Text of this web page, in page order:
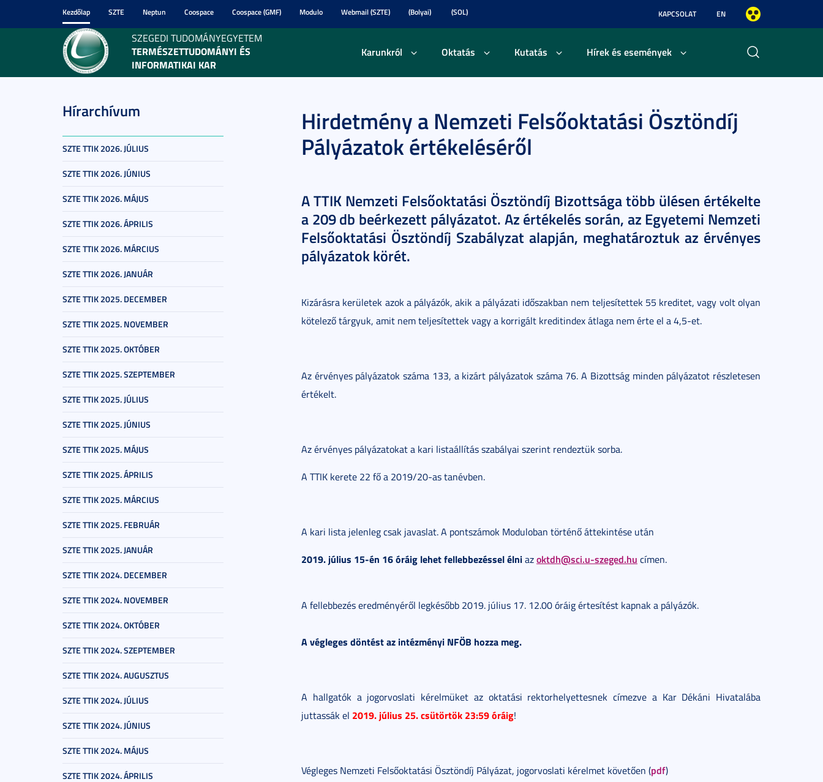
Kezdőlap SZTE Neptun Coospace Coospace (GMF) Modulo Webmail (SZTE) (Bolyai) (SOL) KAPCSOLAT EN
SZEGEDI TUDOMÁNYEGYETEM
TERMÉSZETTUDOMÁNYI ÉS
INFORMATIKAI KAR
Karunkról Oktatás Kutatás Hírek és események
Hírarchívum
SZTE TTIK 2026. JÚLIUS
SZTE TTIK 2026. JÚNIUS
SZTE TTIK 2026. MÁJUS
SZTE TTIK 2026. ÁPRILIS
SZTE TTIK 2026. MÁRCIUS
SZTE TTIK 2026. JANUÁR
SZTE TTIK 2025. DECEMBER
SZTE TTIK 2025. NOVEMBER
SZTE TTIK 2025. OKTÓBER
SZTE TTIK 2025. SZEPTEMBER
SZTE TTIK 2025. JÚLIUS
SZTE TTIK 2025. JÚNIUS
SZTE TTIK 2025. MÁJUS
SZTE TTIK 2025. ÁPRILIS
SZTE TTIK 2025. MÁRCIUS
SZTE TTIK 2025. FEBRUÁR
SZTE TTIK 2025. JANUÁR
SZTE TTIK 2024. DECEMBER
SZTE TTIK 2024. NOVEMBER
SZTE TTIK 2024. OKTÓBER
SZTE TTIK 2024. SZEPTEMBER
SZTE TTIK 2024. AUGUSZTUS
SZTE TTIK 2024. JÚLIUS
SZTE TTIK 2024. JÚNIUS
SZTE TTIK 2024. MÁJUS
SZTE TTIK 2024. ÁPRILIS
Hirdetmény a Nemzeti Felsőoktatási Ösztöndíj
Pályázatok értékeléséről
A TTIK Nemzeti Felsőoktatási Ösztöndíj Bizottsága több ülésen értékelte
a 209 db beérkezett pályázatot. Az értékelés során, az Egyetemi Nemzeti
Felsőoktatási Ösztöndíj Szabályzat alapján, meghatároztuk az érvényes
pályázatok körét.
Kizárásra kerületek azok a pályázók, akik a pályázati időszakban nem teljesítettek 55 kreditet, vagy volt olyan
kötelező tárgyuk, amit nem teljesítettek vagy a korrigált kreditindex átlaga nem érte el a 4,5-et.
Az érvényes pályázatok száma 133, a kizárt pályázatok száma 76. A Bizottság minden pályázatot részletesen
értékelt.
Az érvényes pályázatokat a kari listaállítás szabályai szerint rendeztük sorba.
A TTIK kerete 22 fő a 2019/20-as tanévben.
A kari lista jelenleg csak javaslat. A pontszámok Moduloban történő áttekintése után
2019. július 15-én 16 óráig lehet fellebbezéssel élniazoktdh@sci.u-szeged.hu címen.
A fellebbezés eredményéről legkésőbb 2019. július 17. 12.00 óráig értesítést kapnak a pályázók.
A végleges döntést az intézményi NFÖB hozza meg.
A hallgatók a jogorvoslati kérelmüket az oktatási rektorhelyettesnek címezve a Kar Dékáni Hivatalába
juttassák el 2019. július 25. csütörtök 23:59 óráig!
Végleges Nemzeti Felsőoktatási Ösztöndíj Pályázat, jogorvoslati kérelmet követően (pdf)